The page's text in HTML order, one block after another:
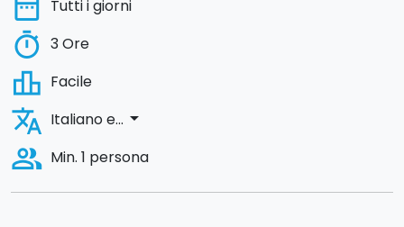
date_range Tutti i giorni
timer 3 Ore
leaderboard Facile
translate Italiano e... arrow_drop_down
people_alt Min. 1 persona